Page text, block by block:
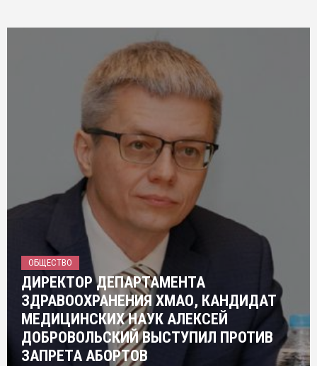
ОБЩЕСТВО
ДИРЕКТОР ДЕПАРТАМЕНТА
ЗДРАВООХРАНЕНИЯ ХМАО, КАНДИДАТ
МЕДИЦИНСКИХ НАУК АЛЕКСЕЙ
ДОБРОВОЛЬСКИЙ ВЫСТУПИЛ ПРОТИВ
ЗАПРЕТА АБОРТОВ